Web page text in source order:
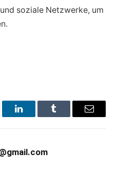
soziale Netzwerke, um
LinkedInTumblr Email